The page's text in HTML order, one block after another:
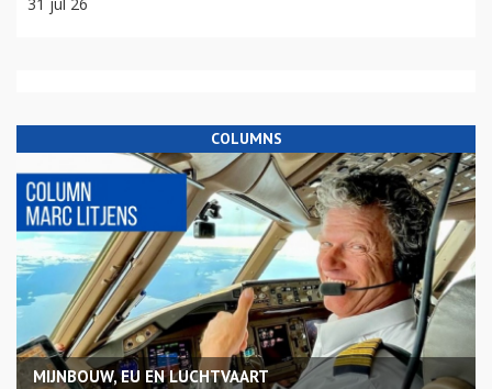
COLUMNS
MIJNBOUW, EU EN LUCHTVAART